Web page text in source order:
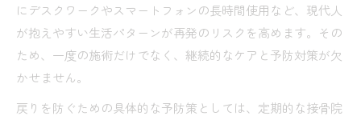
にデスクワークやスマートフォンの長時間使用など、現代人
が抱えやすい生活パターンが再発のリスクを高めます。その
ため、一度の施術だけでなく、継続的なケアと予防対策が欠
かせません。
戻りを防ぐための具体的な予防策としては、定期的な接骨院